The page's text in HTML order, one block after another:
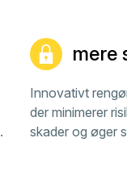
mere
Innovativt
der minimerer
skader og øger